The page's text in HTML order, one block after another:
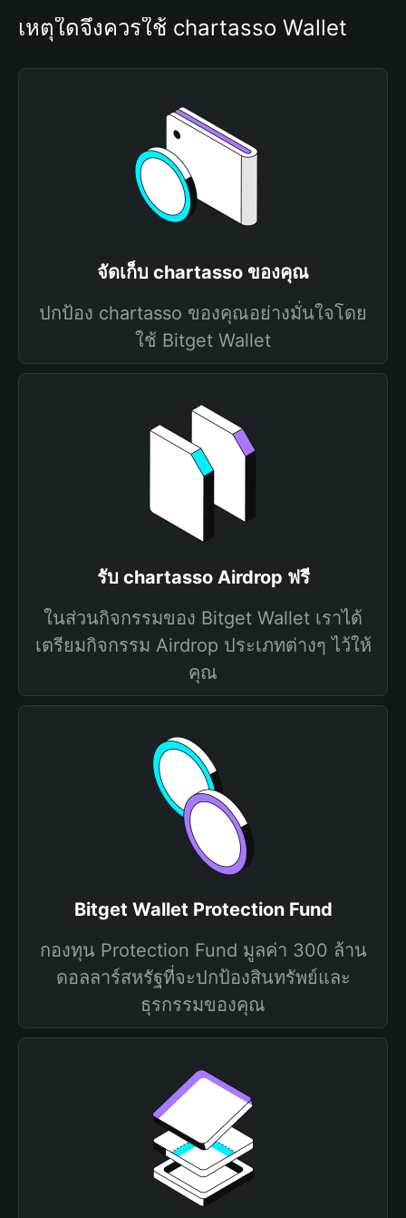
เหตุใดจึงควรใช้ chartasso Wallet
จัดเก็บ chartasso ของคุณ
ปกป้อง chartasso ของคุณอย่างมั่นใจโดย
ใช้ Bitget Wallet
รับ chartasso Airdrop ฟรี
ในส่วนกิจกรรมของ Bitget Wallet เราได้
เตรียมกิจกรรม Airdrop ประเภทต่างๆ ไว้ให้
คุณ
Bitget Wallet Protection Fund
กองทุน Protection Fund มูลค่า 300 ล้าน
ดอลลาร์สหรัฐที่จะปกป้องสินทรัพย์และ
ธุรกรรมของคุณ